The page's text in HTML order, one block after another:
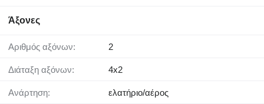
Άξονες
Αριθμός αξόνων: 2
Διάταξη αξόνων: 4x2
Ανάρτηση: ελατήριο/αέρος